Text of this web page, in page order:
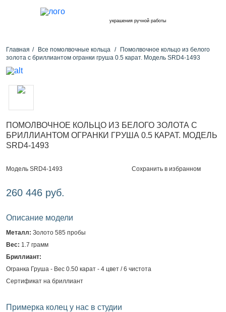
украшения ручной работы
Главная Все помолвочные кольца
Помолвочное кольцо из белого
золота с бриллиантом огранки груша 0.5 карат. Модель SRD4-1493
ПОМОЛВОЧНОЕ КОЛЬЦО ИЗ БЕЛОГО ЗОЛОТА С
БРИЛЛИАНТОМ ОГРАНКИ ГРУША 0.5 КАРАТ. МОДЕЛЬ
SRD4-1493
Модель SRD4-1493 Сохранить в избранном
260 446 руб.
Описание модели
Металл: Золото 585 пробы
Вес: 1.7 грамм
Бриллиант:
Огранка Груша - Вес 0.50 карат - 4 цвет / 6 чистота
Сертификат на бриллиант
Примерка колец у нас в студии